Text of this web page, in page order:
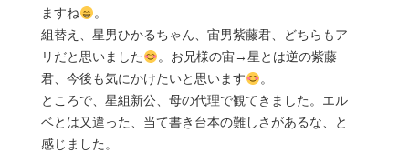
ますね
。
組替え、星男ひかるちゃん、宙男紫藤君、どちらもア
リだと思いました
。お兄様の宙→星とは逆の紫藤
君、今後も気にかけたいと思います
。
ところで、星組新公、母の代理で観てきました。エル
ベとは又違った、当て書き台本の難しさがあるな、と
感じました。